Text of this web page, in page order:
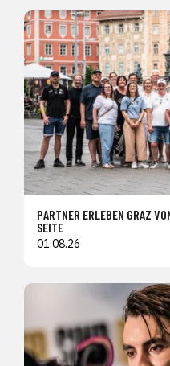
PARTNER ERLEBEN GRAZ
SEITE
01.08.26